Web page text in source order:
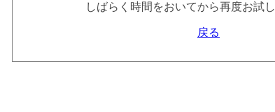
しばらく時間をおいてから再度お試し
戻る